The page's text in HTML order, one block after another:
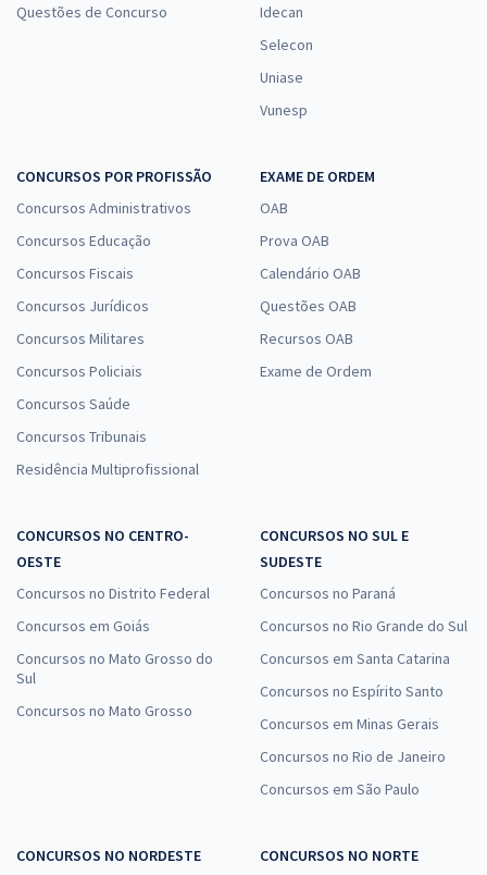
Questões de Concurso
Idecan
Selecon
Uniase
Vunesp
CONCURSOS POR PROFISSÃO
Concursos Administrativos
Concursos Educação
Concursos Fiscais
Concursos Jurídicos
Concursos Militares
Concursos Policiais
Concursos Saúde
Concursos Tribunais
Residência Multiprofissional
EXAME DE ORDEM
OAB
Prova OAB
Calendário OAB
Questões OAB
Recursos OAB
Exame de Ordem
CONCURSOS NO CENTRO-
OESTE
Concursos no Distrito Federal
Concursos em Goiás
Concursos no Mato Grosso do
Sul
Concursos no Mato Grosso
CONCURSOS NO SUL E
SUDESTE
Concursos no Paraná
Concursos no Rio Grande do Sul
Concursos em Santa Catarina
Concursos no Espírito Santo
Concursos em Minas Gerais
Concursos no Rio de Janeiro
Concursos em São Paulo
CONCURSOS NO NORDESTE
CONCURSOS NO NORTE